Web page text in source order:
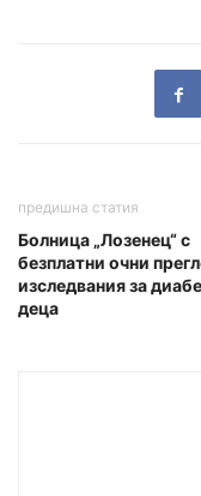
предишна статия
Болница „Лозенец“ с
безплатни очни
изследвания за
деца